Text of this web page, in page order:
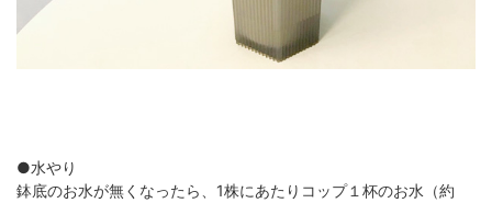
●水やり
鉢底のお水が無くなったら、1株にあたりコップ１杯のお水（約